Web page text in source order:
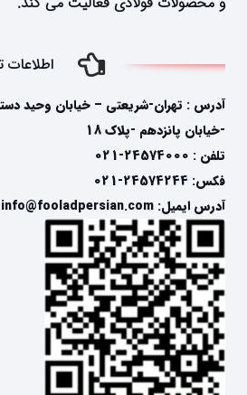
آدرس : تهران-شریعتی – خیابان وحید
-خیابان پانزدهم -پلاک 18
تلفن : 24574000-021
فکس: 24574244-021
آدرس ایمیل: info@fooladpersian.com